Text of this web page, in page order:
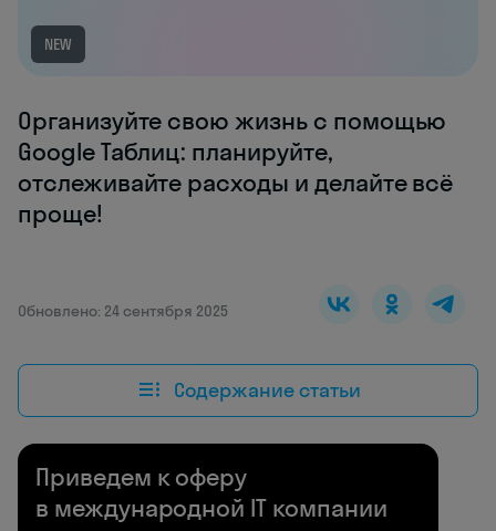
NEW
Организуйте свою жизнь с помощью
Google Таблиц: планируйте,
отслеживайте расходы и делайте всё
проще!
Обновлено: 24 сентября 2025
Содержание статьи
Приведем к оферу
в международной IT компании